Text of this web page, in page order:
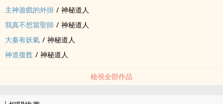
主神遊戲的外掛 / 神秘道人
我真不想當聖師 / 神秘道人
大秦有妖氣 / 神秘道人
神道復甦 / 神秘道人
檢視全部作品